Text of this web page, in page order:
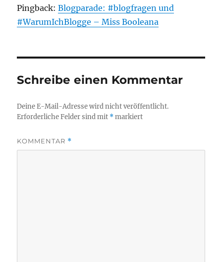
Pingback:Blogparade: #blogfragen und
#WarumIchBlogge – Miss Booleana
Schreibe einen Kommentar
Deine E-Mail-Adresse wird nicht veröffentlicht.
Erforderliche Felder sind mit *markiert
KOMMENTAR *